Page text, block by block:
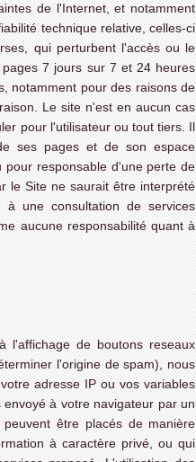
de l'Internet, et notamment
technique relative, celles-ci
qui perturbent l'accès ou le
7 jours sur 7 et 24 heures
notamment pour des raisons de
Le site n'est en aucun cas
pour l'utilisateur ou tout tiers. Il
ses pages et de son espace
responsable d'une perte de
le Site ne saurait être interprété
à une consultation de services
aucune responsabilité quant à
de boutons reseaux
l'origine de spam), nous
adresse IP ou vos variables
à votre navigateur par un
être placés de manière
à caractère privé, ou qui